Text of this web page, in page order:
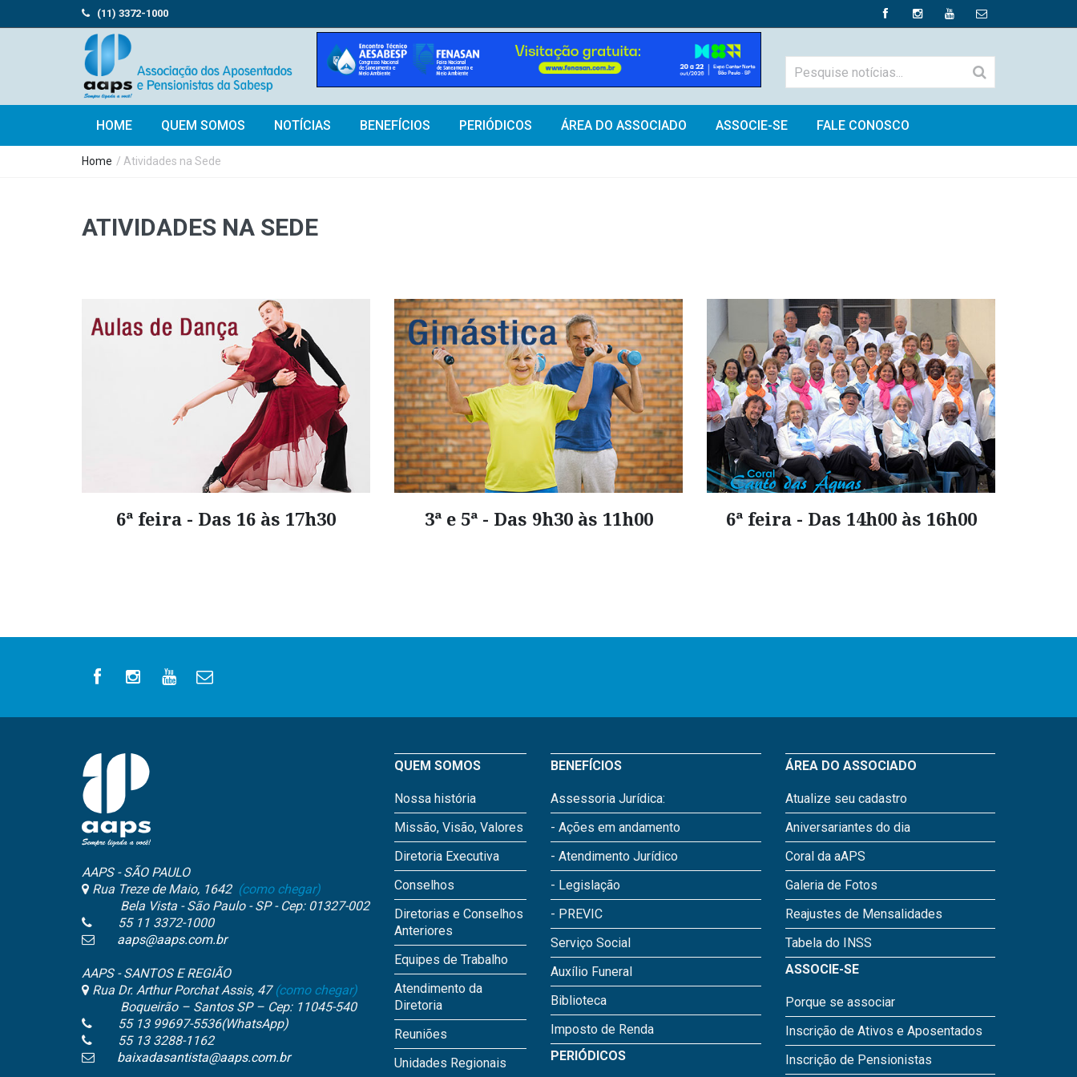
(11) 3372-1000
HOME QUEM SOMOS NOTÍCIAS BENEFÍCIOS PERIÓDICOS ÁREA DO ASSOCIADO ASSOCIE-SE FALE CONOSCO
Home / Atividades na Sede
ATIVIDADES NA SEDE
6ª feira - Das 16 às 17h30 3ª e 5ª - Das 9h30 às 11h00 6ª feira - Das 14h00 às 16h00
AAPS - SÃO PAULO
Rua Treze de Maio, 1642 (como chegar)
Bela Vista - São Paulo - SP - Cep: 01327-002
55 11 3372-1000
aaps@aaps.com.br
AAPS - SANTOS E REGIÃO
Rua Dr. Arthur Porchat Assis, 47(como chegar)
Boqueirão – Santos SP – Cep: 11045-540
55 13 99697-5536(WhatsApp)
55 13 3288-1162
baixadasantista@aaps.com.br
QUEM SOMOS
Nossa história
Missão, Visão, Valores
Diretoria Executiva
Conselhos
Diretorias e Conselhos
Anteriores
Equipes de Trabalho
Atendimento da
Diretoria
Reuniões
Unidades Regionais
BENEFÍCIOS
Assessoria Jurídica:
- Ações em andamento
- Atendimento Jurídico
- Legislação
- PREVIC
Serviço Social
Auxílio Funeral
Biblioteca
Imposto de Renda
PERIÓDICOS
ÁREA DO ASSOCIADO
Atualize seu cadastro
Aniversariantes do dia
Coral da aAPS
Galeria de Fotos
Reajustes de Mensalidades
Tabela do INSS
ASSOCIE-SE
Porque se associar
Inscrição de Ativos e Aposentados
Inscrição de Pensionistas